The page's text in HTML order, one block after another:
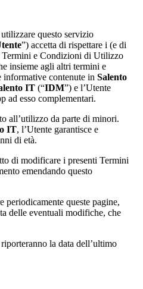
questo servizio
”) accetta di rispettare i (e di
Termini e Condizioni di Utilizzo
insieme agli altri termini e
contenute in Salento
IT (“IDM”) e l’Utente
ad esso complementari.
all’utilizzo da parte di minori.
IT, l’Utente garantisce e
di età.
di modificare i presenti Termini
emendando questo
periodicamente queste pagine,
delle eventuali modifiche, che
la data dell’ultimo